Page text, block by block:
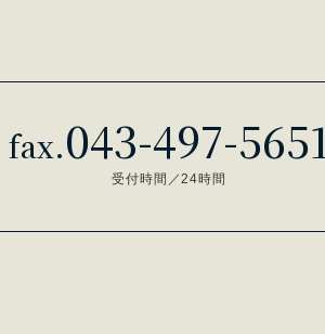
fax.043-497-5651
受付時間／24時間